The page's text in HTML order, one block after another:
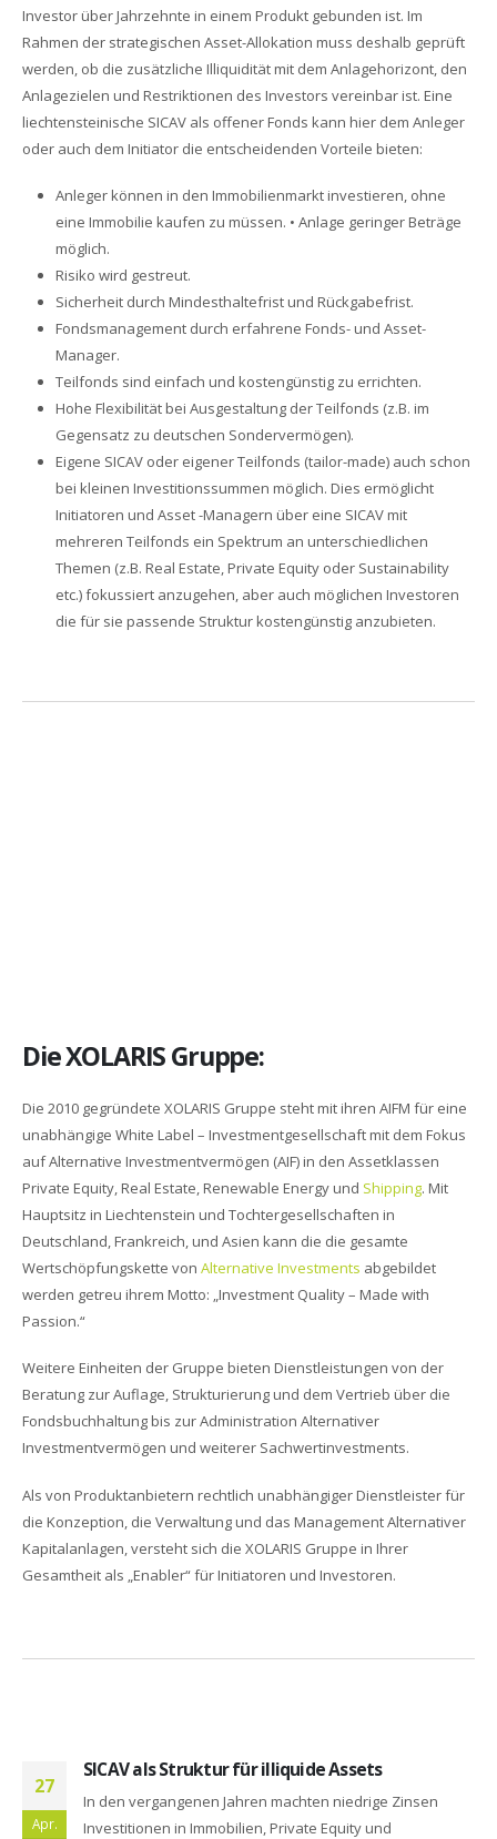
Investor über Jahrzehnte in einem Produkt gebunden ist. Im
Rahmen der strategischen Asset-Allokation muss deshalb geprüft
werden, ob die zusätzliche Illiquidität mit dem Anlagehorizont, den
Anlagezielen und Restriktionen des Investors vereinbar ist. Eine
liechtensteinische SICAV als offener Fonds kann hier dem Anleger
oder auch dem Initiator die entscheidenden Vorteile bieten:
Anleger können in den Immobilienmarkt investieren, ohne
eine Immobilie kaufen zu müssen. • Anlage geringer Beträge
möglich.
Risiko wird gestreut.
Sicherheit durch Mindesthaltefrist und Rückgabefrist.
Fondsmanagement durch erfahrene Fonds- und Asset-
Manager.
Teilfonds sind einfach und kostengünstig zu errichten.
Hohe Flexibilität bei Ausgestaltung der Teilfonds (z.B. im
Gegensatz zu deutschen Sondervermögen).
Eigene SICAV oder eigener Teilfonds (tailor-made) auch schon
bei kleinen Investitionssummen möglich. Dies ermöglicht
Initiatoren und Asset -Managern über eine SICAV mit
mehreren Teilfonds ein Spektrum an unterschiedlichen
Themen (z.B. Real Estate, Private Equity oder Sustainability
etc.) fokussiert anzugehen, aber auch möglichen Investoren
die für sie passende Struktur kostengünstig anzubieten.
Die XOLARIS Gruppe:
Die 2010 gegründete XOLARIS Gruppe steht mit ihren AIFM für eine
unabhängige White Label – Investmentgesellschaft mit dem Fokus
auf Alternative Investmentvermögen (AIF) in den Assetklassen
Private Equity, Real Estate, Renewable Energy und Shipping. Mit
Hauptsitz in Liechtenstein und Tochtergesellschaften in
Deutschland, Frankreich, und Asien kann die die gesamte
Wertschöpfungskette von Alternative Investments abgebildet
werden getreu ihrem Motto: „Investment Quality – Made with
Passion.“
Weitere Einheiten der Gruppe bieten Dienstleistungen von der
Beratung zur Auflage, Strukturierung und dem Vertrieb über die
Fondsbuchhaltung bis zur Administration Alternativer
Investmentvermögen und weiterer Sachwertinvestments.
Als von Produktanbietern rechtlich unabhängiger Dienstleister für
die Konzeption, die Verwaltung und das Management Alternativer
Kapitalanlagen, versteht sich die XOLARIS Gruppe in Ihrer
Gesamtheit als „Enabler“ für Initiatoren und Investoren.
27
Apr.
SICAV als Struktur für illiquide Assets
In den vergangenen Jahren machten niedrige Zinsen
Investitionen in Immobilien, Private Equity und